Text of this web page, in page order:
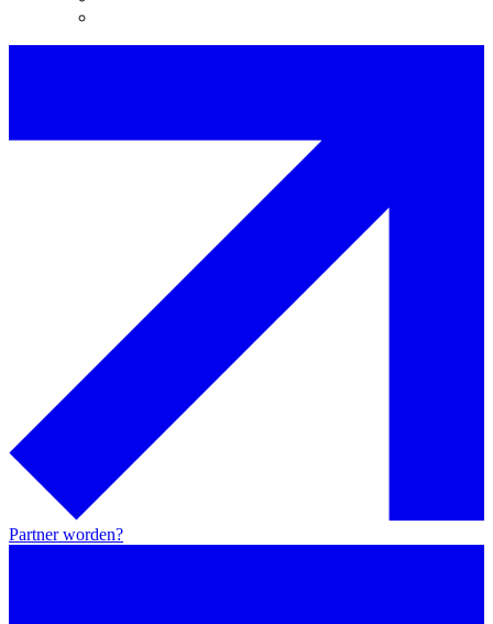
Partner worden?